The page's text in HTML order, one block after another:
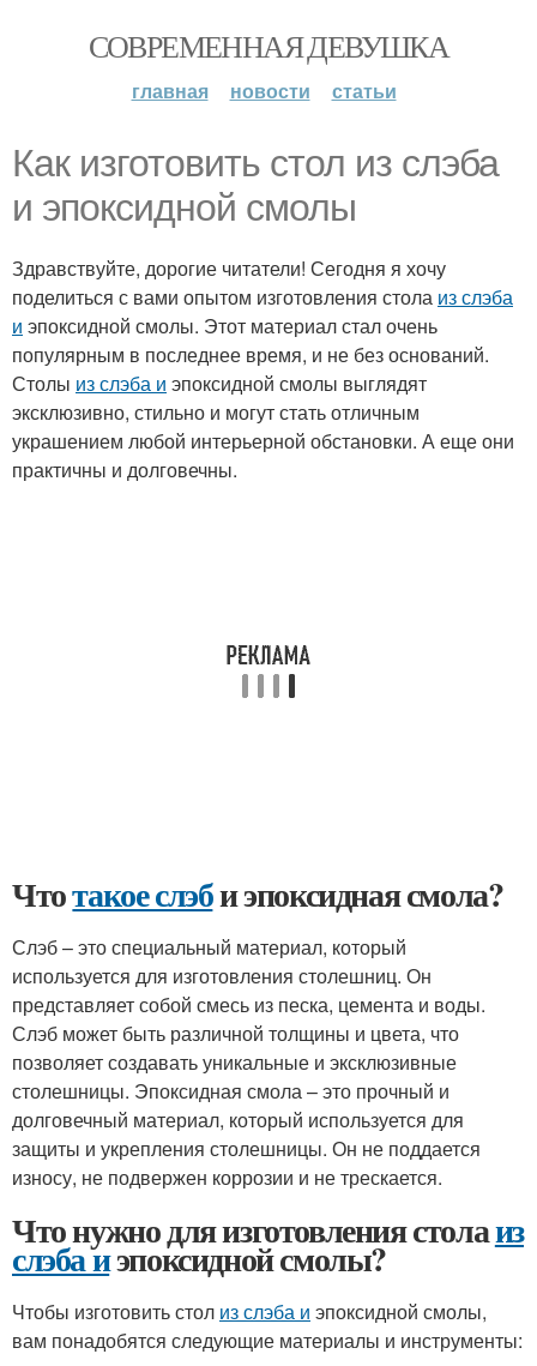
СОВРЕМЕННАЯ ДЕВУШКА
главная новости статьи
Как изготовить стол из слэба
и эпоксидной смолы
Здравствуйте, дорогие читатели! Сегодня я хочу
поделиться с вами опытом изготовления стола из слэба
и эпоксидной смолы. Этот материал стал очень
популярным в последнее время, и не без оснований.
Столы из слэба и эпоксидной смолы выглядят
эксклюзивно, стильно и могут стать отличным
украшением любой интерьерной обстановки. А еще они
практичны и долговечны.
Чтотакое слэби эпоксидная смола?
Слэб – это специальный материал, который
используется для изготовления столешниц. Он
представляет собой смесь из песка, цемента и воды.
Слэб может быть различной толщины и цвета, что
позволяет создавать уникальные и эксклюзивные
столешницы. Эпоксидная смола – это прочный и
долговечный материал, который используется для
защиты и укрепления столешницы. Он не поддается
износу, не подвержен коррозии и не трескается.
Что нужно для изготовления столаиз
слэба иэпоксидной смолы?
Чтобы изготовить стол из слэба и эпоксидной смолы,
вам понадобятся следующие материалы и инструменты: